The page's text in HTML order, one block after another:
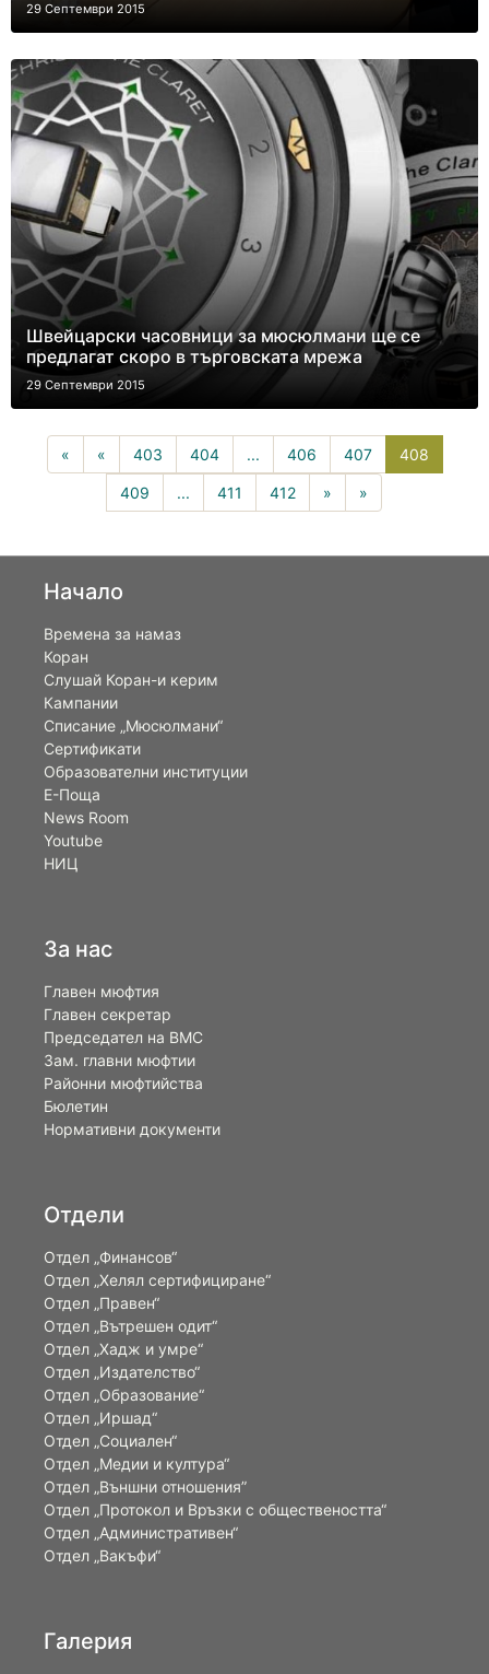
29 Септември 2015
Швейцарски часовници за мюсюлмани ще се
предлагат скоро в търговската мрежа
29 Септември 2015
« « 403 404 ... 406 407 408
409 ... 411 412 » »
Начало
Времена за намаз
Коран
Слушай Коран-и керим
Кампании
Списание „Мюсюлмани“
Сертификати
Образователни институции
Е-Поща
News Room
Youtube
НИЦ
За нас
Главен мюфтия
Главен секретар
Председател на ВМС
Зам. главни мюфтии
Районни мюфтийства
Бюлетин
Нормативни документи
Отдели
Отдел „Финансов“
Отдел „Хелял сертифициране“
Отдел „Правен“
Отдел „Вътрешен одит“
Отдел „Хадж и умре“
Отдел „Издателство“
Отдел „Образование“
Отдел „Иршад“
Отдел „Социален“
Отдел „Медии и култура“
Отдел „Външни отношения”
Oтдел „Протокол и Връзки с обществеността“
Отдел „Административен“
Отдел „Вакъфи“
Галерия